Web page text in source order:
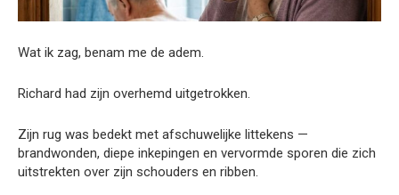
Wat ik zag, benam me de adem.
Richard had zijn overhemd uitgetrokken.
Zijn rug was bedekt met afschuwelijke littekens —
brandwonden, diepe inkepingen en vervormde sporen die zich
uitstrekten over zijn schouders en ribben.